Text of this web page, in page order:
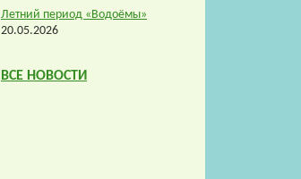
Летний период «Водоёмы»
20.05.2026
ВСЕ НОВОСТИ